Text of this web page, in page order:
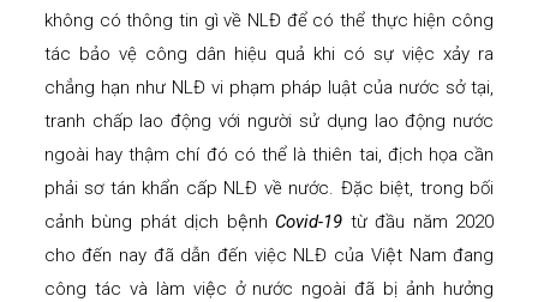
không có thông tin gì về NLĐ để có thể thực hiện công
tác bảo vệ công dân hiệu quả khi có sự việc xảy ra
chẳng hạn như NLĐ vi phạm pháp luật của nước sở tại,
tranh chấp lao động với người sử dụng lao động nước
ngoài hay thậm chí đó có thể là thiên tai, địch họa cần
phải sơ tán khẩn cấp NLĐ về nước. Đặc biệt, trong bối
cảnh bùng phát dịch bệnh Covid-19 từ đầu năm 2020
cho đến nay đã dẫn đến việc NLĐ của Việt Nam đang
công tác và làm việc ở nước ngoài đã bị ảnh hưởng